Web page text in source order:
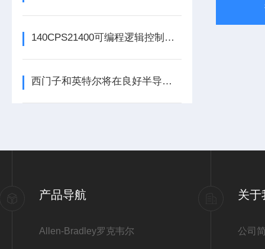
140CPS21400可编程逻辑控制器的常见问题解决方法分享
西门子和英特尔将在良好半导体制造领域展开合作
产品导航
Allen-Bradley罗克韦尔
关于
公司